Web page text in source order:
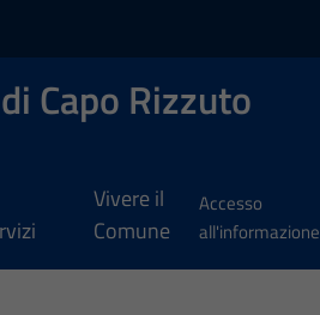
Capo Rizzuto
Vivere il
Comune
Accesso
all'informazione